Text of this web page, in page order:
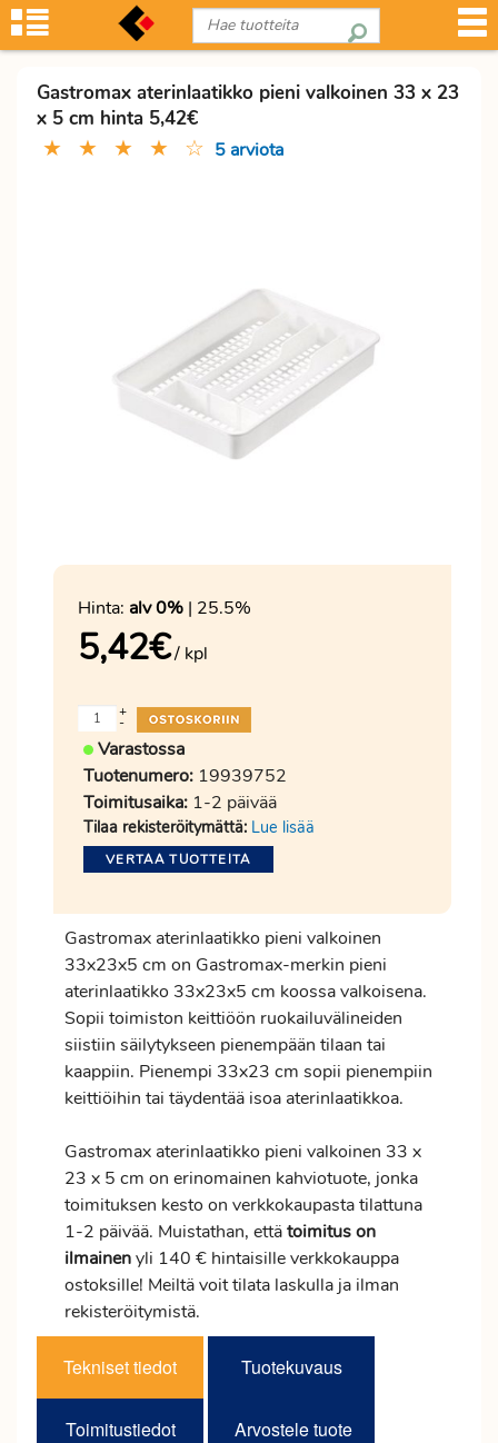
Gastromax aterinlaatikko pieni valkoinen 33 x 23
x 5 cm hinta 5,42€
★ ★ ★ ★ ☆ 5 arviota
Hinta: alv 0% | 25.5%
5,42€/ kpl
-
+
Varastossa
Tuotenumero: 19939752
Toimitusaika: 1-2 päivää
Tilaa rekisteröitymättä: Lue lisää
VERTAA TUOTTEITA
Gastromax aterinlaatikko pieni valkoinen
33x23x5 cm on Gastromax-merkin pieni
aterinlaatikko 33x23x5 cm koossa valkoisena.
Sopii toimiston keittiöön ruokailuvälineiden
siistiin säilytykseen pienempään tilaan tai
kaappiin. Pienempi 33x23 cm sopii pienempiin
keittiöihin tai täydentää isoa aterinlaatikkoa.
Gastromax aterinlaatikko pieni valkoinen 33 x
23 x 5 cm on erinomainen kahviotuote, jonka
toimituksen kesto on verkkokaupasta tilattuna
1-2 päivää. Muistathan, ettätoimituson
ilmainenyli 140 € hintaisille verkkokauppa
ostoksille! Meiltä voit tilata laskulla ja ilman
rekisteröitymistä.
Tekniset tiedot Tuotekuvaus
Toimitustiedot Arvostele tuote